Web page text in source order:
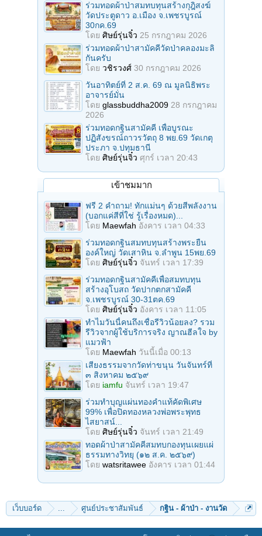
ร่วมทอดผ้าป่าสมทบทุนสร้างกุฎิสงฆ์
วัดประตูดาว อ.เมือง จ.เพชรบูรณ์
30กค.69
โดย ศิษย์รุ่นจิ๋ว 25 กรกฎาคม 2026
ร่วมทอดผ้าป่าสามัคคีวัดป่าคลองมะลิ
กันครับ
โดย วชิรวงศ์ 30 กรกฎาคม 2026
วันอาทิตย์ที่ 2 ส.ค. 69 ณ มูลนิธิพระ
อาจารย์มั่น
โดย glassbuddha2009 28 กรกฎาคม
2026
ร่วมทอดกฐินสามัคคี เพื่อบูรณะ
ปฏิสังขรณ์ถาวรวัตถุ 8 พย.69 วัดเกตุ
ประภา จ.ปทุมธานี
โดย ศิษย์รุ่นจิ๋ว ศุกร์ เวลา 20:43
เข้าชมมาก
ฟรี 2 คำถาม! ทักแม่นๆ ด้วยสีพลังงาน
(บอกแค่สีที่ใช่ รู้เรื่องหมด)...
โดย Maewfah อังคาร เวลา 04:33
ร่วมทอดกฐินสมทบทุนสร้างพระยืน
องค์ใหญ่ วัดเสาหิน จ.ลําพูน 15พย.69
โดย ศิษย์รุ่นจิ๋ว จันทร์ เวลา 17:39
ร่วมทอดกฐินสามัคคีเพื่อสมทบทุน
สร้างอุโบสถ วัดปากตกสามัคคี
จ.เพชรบูรณ์ 30-31ตค.69
โดย ศิษย์รุ่นจิ๋ว อังคาร เวลา 11:05
ทำไมวันนี้คนถึงเชื่อรีวิวน้อยลง? รวม
รีวิวจากผู้ใช้บริการจริง ญาณฮีลใจ by
แมวฟ้า
โดย Maewfah วันนี้เมื่อ 00:13
เสียงธรรมจากวัดท่าขนุน วันจันทร์ที่
๓ สิงหาคม ๒๕๖๙
โดย iamfu จันทร์ เวลา 19:47
ร่วมทําบุญแผ่นทองคำแท้คัดพิเศษ
99% เพื่อปิดทองหลวงพ่อพระพุทธ
ไสยาสน์...
โดย ศิษย์รุ่นจิ๋ว จันทร์ เวลา 21:49
ทอดผ้าป่าสามัคคีสมทบกองทุนเผยแผ่
ธรรมทางวิทยุ (๑๒ ส.ค. ๒๕๖๙)
โดย watsritawee อังคาร เวลา 01:44
เว็บบอร์ด ... ศูนย์ประชาสัมพันธ์ กฐิน - ผ้าป่า - งานวัด